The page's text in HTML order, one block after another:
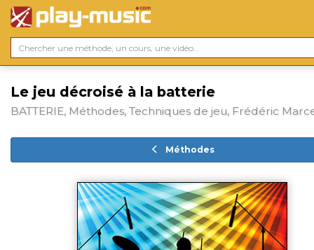
Le jeu décroisé à la batterie
BATTERIE, Méthodes, Techniques de jeu, Frédéric
Méthodes